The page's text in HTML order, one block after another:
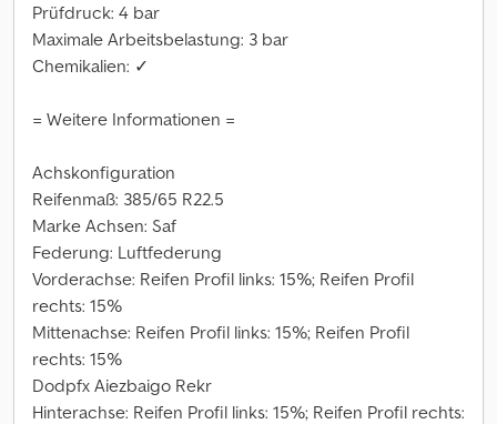
Prüfdruck: 4 bar
Maximale Arbeitsbelastung: 3 bar
Chemikalien: ✓
= Weitere Informationen =
Achskonfiguration
Reifenmaß: 385/65 R22.5
Marke Achsen: Saf
Federung: Luftfederung
Vorderachse: Reifen Profil links: 15%; Reifen Profil
rechts: 15%
Mittenachse: Reifen Profil links: 15%; Reifen Profil
rechts: 15%
Dodpfx Aiezbaigo Rekr
Hinterachse: Reifen Profil links: 15%; Reifen Profil rechts: